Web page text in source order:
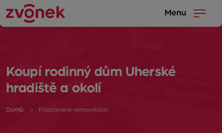
Menu
Koupí rodinný dům Uherské
hradiště a okolí
Domů Poptávané nemovitosti